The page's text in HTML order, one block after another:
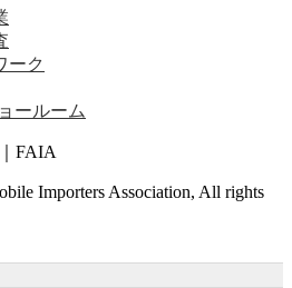
ーク
ールーム
FAIA
Importers Association, All rights